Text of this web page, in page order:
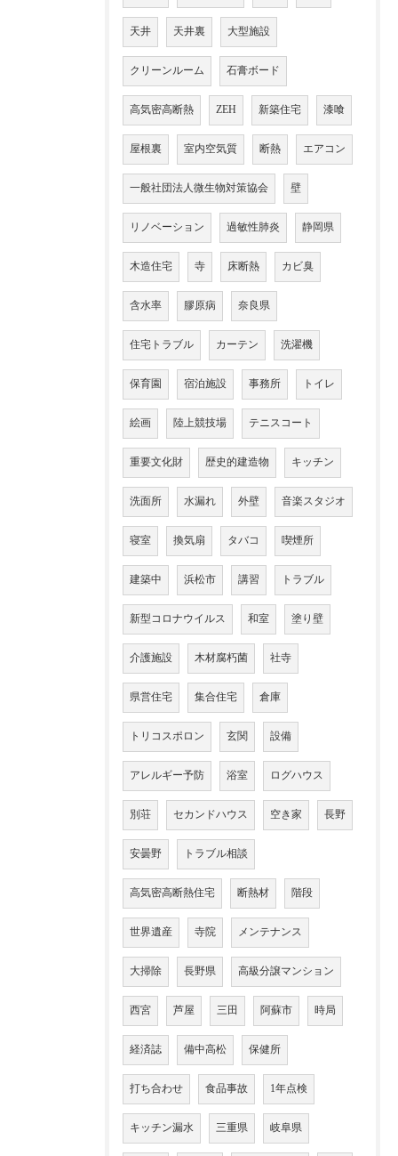
天井 天井裏 大型施設
クリーンルーム 石膏ボード
高気密高断熱 ZEH 新築住宅 漆喰
屋根裏 室内空気質 断熱 エアコン
一般社団法人微生物対策協会 壁
リノベーション 過敏性肺炎 静岡県
木造住宅 寺 床断熱 カビ臭
含水率 膠原病 奈良県
住宅トラブル カーテン 洗濯機
保育園 宿泊施設 事務所 トイレ
絵画 陸上競技場 テニスコート
重要文化財 歴史的建造物 キッチン
洗面所 水漏れ 外壁 音楽スタジオ
寝室 換気扇 タバコ 喫煙所
建築中 浜松市 講習 トラブル
新型コロナウイルス 和室 塗り壁
介護施設 木材腐朽菌 社寺
県営住宅 集合住宅 倉庫
トリコスポロン 玄関 設備
アレルギー予防 浴室 ログハウス
別荘 セカンドハウス 空き家 長野
安曇野 トラブル相談
高気密高断熱住宅 断熱材 階段
世界遺産 寺院 メンテナンス
大掃除 長野県 高級分譲マンション
西宮 芦屋 三田 阿蘇市 時局
経済誌 備中高松 保健所
打ち合わせ 食品事故 1年点検
キッチン漏水 三重県 岐阜県